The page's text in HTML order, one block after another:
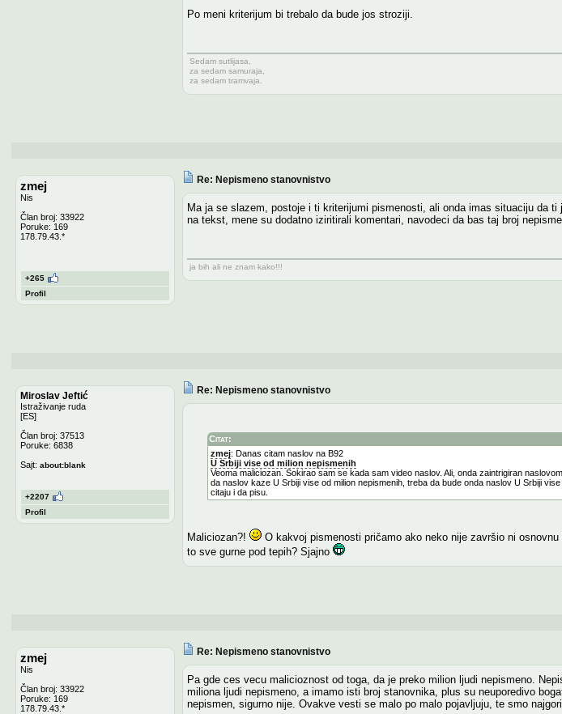
Po meni kriterijum bi trebalo da bude jos stroziji.
Sedam sutlijasa,
za sedam samuraja,
za sedam tramvaja.
zmej
Nis
Član broj: 33922
Poruke: 169
178.79.43.*
+265
Profil
Re: Nepismeno stanovnistvo
Ma ja se slazem, postoje i ti kriterijumi pismenosti, ali onda imas situaciju da
na tekst, mene su dodatno iziritirali komentari, navodeci da bas taj broj
ja bih ali ne znam kako!!!
Miroslav Jeftić
Istraživanje ruda
[ES]
Član broj: 37513
Poruke: 6838
Sajt: about:blank
+2207
Profil
Re: Nepismeno stanovnistvo
Citat:
zmej: Danas citam naslov na B92
U Srbiji vise od milion nepismenih
Veoma maliciozan. Sokirao sam se kada sam video naslov. Ali, onda zaintrigiran
da naslov kaze U Srbiji vise od milion nepismenih, treba da bude onda naslov U Srbiji
citaju i da pisu.
Maliciozan?!
O kakvoj pismenosti pričamo ako neko nije završio ni
to sve gurne pod tepih? Sjajno
zmej
Nis
Član broj: 33922
Poruke: 169
178.79.43.*
Re: Nepismeno stanovnistvo
Pa gde ces vecu malicioznost od toga, da je preko milion ljudi nepismeno.
miliona ljudi nepismeno, a imamo isti broj stanovnika, plus su neuporedivo
nepismen, sigurno nije. Ovakve vesti se malo po malo pojavljuju, te smo